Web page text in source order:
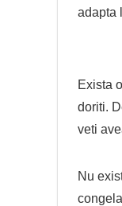
adapta
Exista
doriti.
veti
Nu